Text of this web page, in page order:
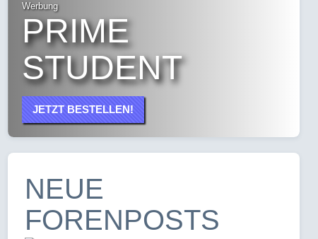
Werbung
PRIME
STUDENT
JETZT BESTELLEN!
NEUE
FORENPOSTS